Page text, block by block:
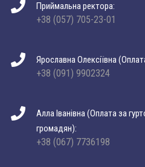
Приймальна ректора:
+38 (057) 705-23-01
Ярославна Олексіївна
+38 (091) 9902324
Алла Іванівна (Оплата за
громадян):
+38 (067) 7736198